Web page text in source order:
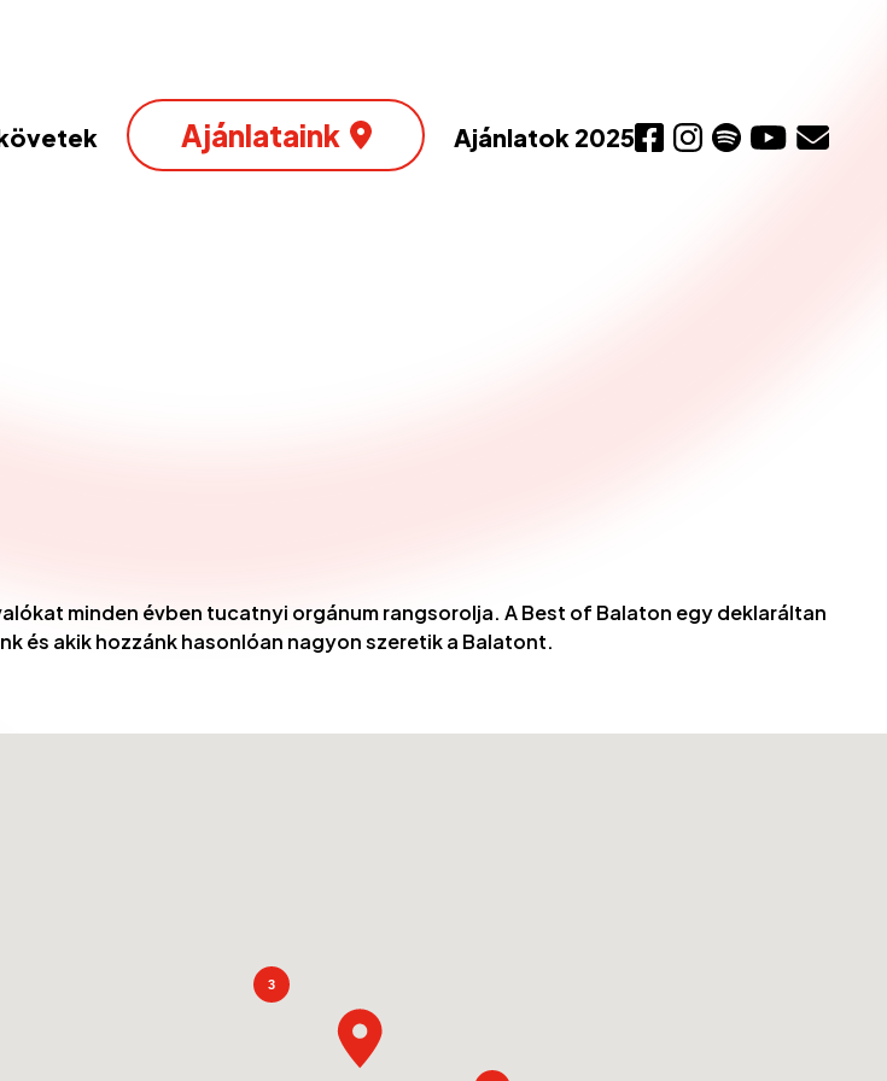
Ajánlataink Ajánlatok 2025
minden évben tucatnyi orgánum rangsorolja. A Best of Balaton egy deklaráltan
és akik hozzánk hasonlóan nagyon szeretik a Balatont.
3